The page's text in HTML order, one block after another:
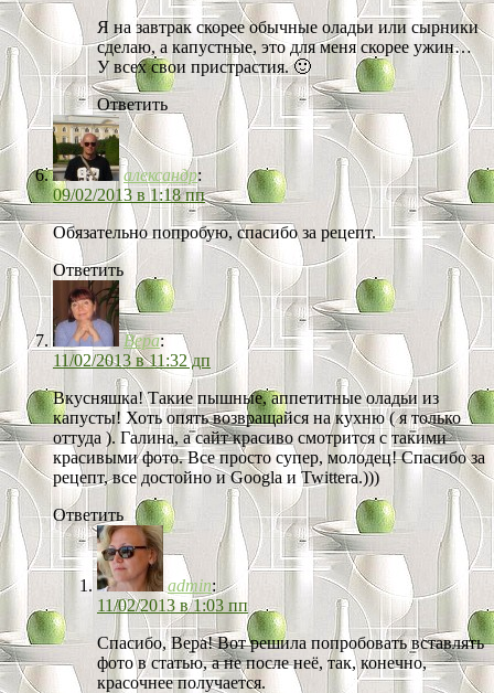
Я на завтрак скорее обычные оладьи или сырники
сделаю, а капустные, это для меня скорее ужин…
У всех свои пристрастия. 🙂
Ответить
александр:
09/02/2013 в 1:18 пп
Обязательно попробую, спасибо за рецепт.
Ответить
Вера:
11/02/2013 в 11:32 дп
Вкусняшка! Такие пышные, аппетитные оладьи из
капусты! Хоть опять возвращайся на кухню ( я только
оттуда ). Галина, а сайт красиво смотрится с такими
красивыми фото. Все просто супер, молодец! Спасибо за
рецепт, все достойно и Googla и Twittera.)))
Ответить
admin:
11/02/2013 в 1:03 пп
Спасибо, Вера! Вот решила попробовать вставлять
фото в статью, а не после неё, так, конечно,
красочнее получается.